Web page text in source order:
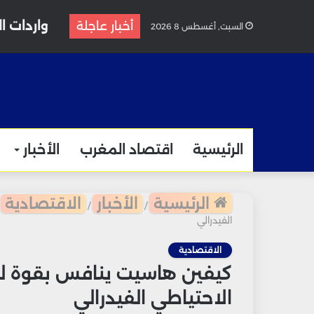
السبت, أغسطس 8 2026 أخبار عاجلة
الرئيسية اقتصاد المغرب الأخبار
الرئيسية / الأخبار / الاقتصادية
الفيدرالي
الاقتصادية
كيفين هاسيت ينافس بقوة
الاحتياطي الفيدرالي